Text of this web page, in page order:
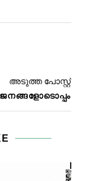
അടുത്ത പോസ്റ്റ്